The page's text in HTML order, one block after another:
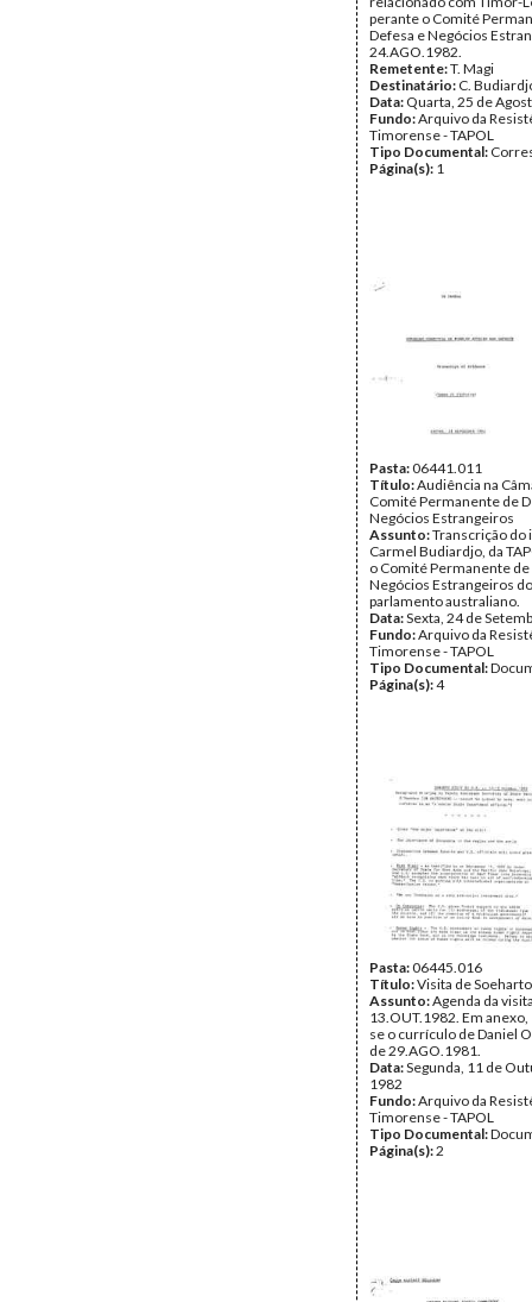
perante o Comité
Defesa e Negócios
24.AGO.1982.
Remetente:T. Magi
Destinatário: C.
Data: Quarta, 25 de
Fundo:Arquivo da
Timorense - TAPOL
Tipo Documental:
Página(s): 1
Pasta:06441.011
Título:Audiência na
Comité Permanente de
Negócios Estrangeiros
Assunto:Transcrição do
Carmel Budiardjo, da
o Comité Permanente de
Negócios Estrangeiros do
parlamento australiano.
Data:Sexta, 24 de
Fundo:Arquivo da
Timorense - TAPOL
Tipo Documental:
Página(s):4
Pasta:06445.016
Título:Visita de
Assunto:Agenda da
13.OUT.1982. Em
se o currículo de Daniel
de 29.AGO.1981.
Data:Segunda, 11 de
1982
Fundo:Arquivo da
Timorense - TAPOL
Tipo Documental:
Página(s):2